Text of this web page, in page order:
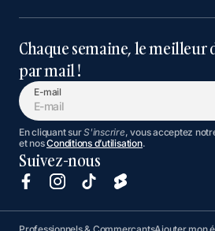
Chaque semaine, le meilleur
par mail !
E-mail
En cliquant surS'inscrire, vous acceptez
et nosConditions d’utilisation.
Suivez-nous